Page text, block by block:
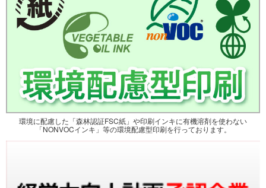
環境に配慮した「森林認証FSC紙」や印刷インキに有機溶剤を使わない
「NONVOCインキ」等の環境配慮型印刷を行っております。